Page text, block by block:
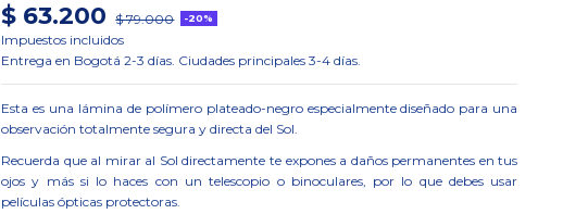
$ 63.200 $ 79.000 -20%
Impuestos incluidos
Entrega en Bogotá 2-3 días. Ciudades principales 3-4 días.
Esta es una lámina de polímero plateado-negro especialmente diseñado para una
observación totalmente segura y directa del Sol.
Recuerda que al mirar al Sol directamente te expones a daños permanentes en tus
ojos y más si lo haces con un telescopio o binoculares, por lo que debes usar
películas ópticas protectoras.